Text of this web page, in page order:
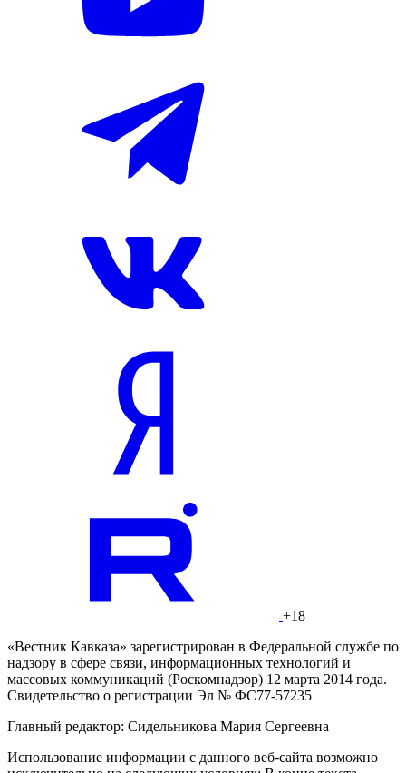
+18
«Вестник Кавказа» зарегистрирован в Федеральной службе по
надзору в сфере связи, информационных технологий и
массовых коммуникаций (Роскомнадзор) 12 марта 2014 года.
Свидетельство о регистрации Эл № ФС77-57235
Главный редактор: Сидельникова Мария Сергеевна
Использование информации с данного веб-сайта возможно